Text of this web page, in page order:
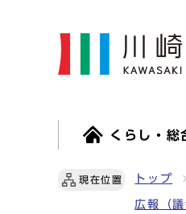
くらし・総
現在位置 トップ
広報（